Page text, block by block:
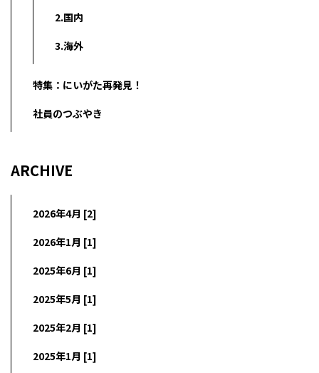
2.国内
3.海外
特集：にいがた再発見！
社員のつぶやき
ARCHIVE
2026年4月 [2]
2026年1月 [1]
2025年6月 [1]
2025年5月 [1]
2025年2月 [1]
2025年1月 [1]